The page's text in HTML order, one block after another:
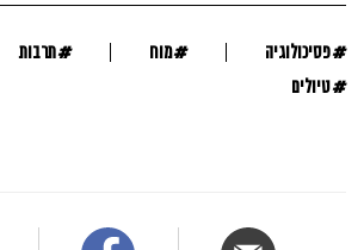
#פסיכולוגיה #מוח #תרבות
#טיולים